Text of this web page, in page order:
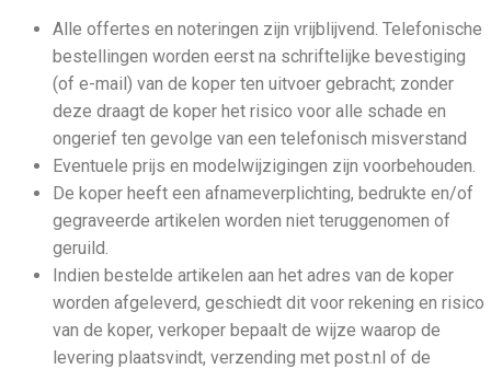
Alle offertes en noteringen zijn vrijblijvend. Telefonische
bestellingen worden eerst na schriftelijke bevestiging
(of e-mail) van de koper ten uitvoer gebracht; zonder
deze draagt de koper het risico voor alle schade en
ongerief ten gevolge van een telefonisch misverstand
Eventuele prijs en modelwijzigingen zijn voorbehouden.
De koper heeft een afnameverplichting, bedrukte en/of
gegraveerde artikelen worden niet teruggenomen of
geruild.
Indien bestelde artikelen aan het adres van de koper
worden afgeleverd, geschiedt dit voor rekening en risico
van de koper, verkoper bepaalt de wijze waarop de
levering plaatsvindt, verzending met post.nl of de